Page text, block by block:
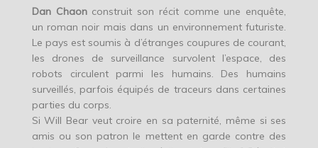
Dan Chaonconstruit son récit comme une enquête,
un roman noir mais dans un environnement futuriste.
Le pays est soumis à d’étranges coupures de courant,
les drones de surveillance survolent l’espace, des
robots circulent parmi les humains. Des humains
surveillés, parfois équipés de traceurs dans certaines
parties du corps.
Si Will Bear veut croire en sa paternité, même si ses
amis ou son patron le mettent en garde contre des